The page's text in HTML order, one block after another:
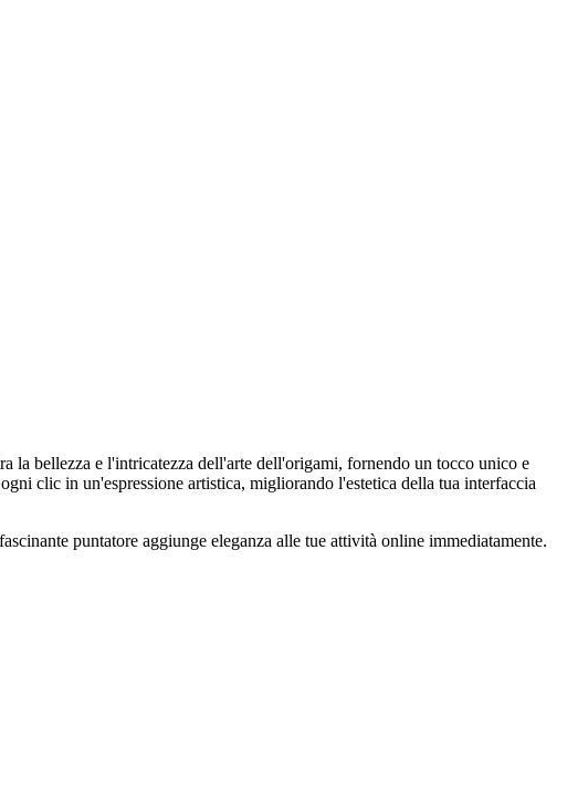
la bellezza e l'intricatezza dell'arte dell'origami, fornendo un tocco unico e
clic in un'espressione artistica, migliorando l'estetica della tua interfaccia
puntatore aggiunge eleganza alle tue attività online immediatamente.